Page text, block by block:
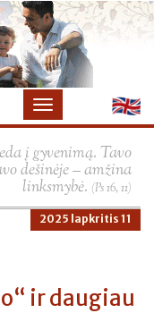
į gyvenimą. Tavo
dešinėje – amžina
linksmybė. (Ps 16, 11)
2025 lapkritis 11
ir daugiau
×